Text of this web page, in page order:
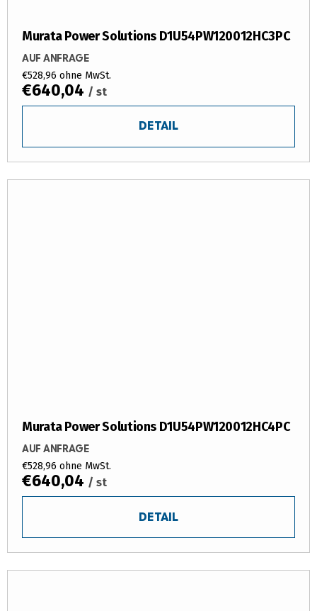
Murata Power Solutions D1U54PW120012HC3PC
AUF ANFRAGE
€528,96 ohne MwSt.
€640,04 / st
DETAIL
Murata Power Solutions D1U54PW120012HC4PC
AUF ANFRAGE
€528,96 ohne MwSt.
€640,04 / st
DETAIL